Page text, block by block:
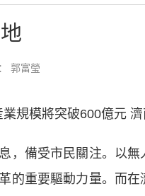
郭富瑩
規模將突破600億元
備受市民關注。以無
的重要驅動力量。而